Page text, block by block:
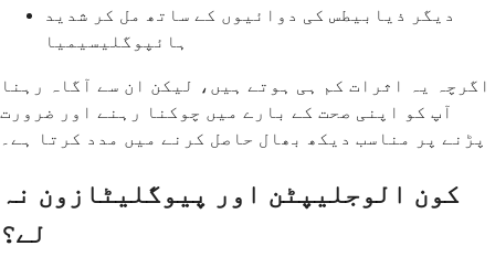
دیگر ذیابیطس کی دوائیوں کے ساتھ مل کر شدید
ہائپوگلیسیمیا
اگرچہ یہ اثرات کم ہی ہوتے ہیں، لیکن ان سے آگاہ رہنا
آپ کو اپنی صحت کے بارے میں چوکنا رہنے اور ضرورت
پڑنے پر مناسب دیکھ بھال حاصل کرنے میں مدد کرتا ہے۔
کون الوجلیپٹن اور پیوگلیٹازون نہ
لے؟